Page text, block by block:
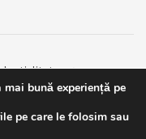
bpnews.
bună experiență pe
pe care le folosim sau
continuing to use this